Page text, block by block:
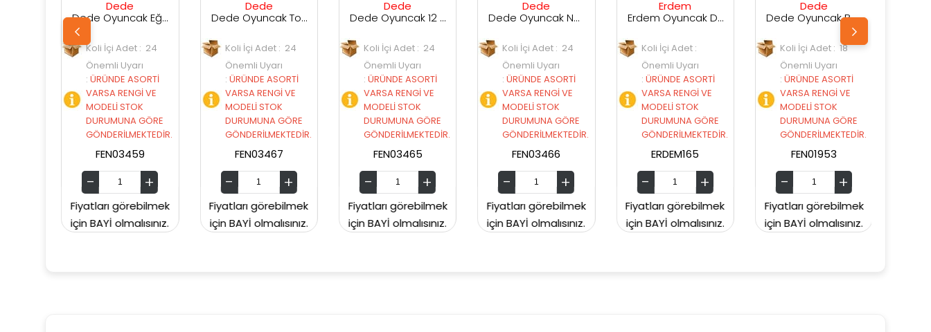
Dede Oyuncak Eğlenceli Aktivite Treni
olmalısınız.
Koli İçi Adet : 24
Önemli Uyarı
:ÜRÜNDE ASORTİ
VARSA RENGİ VE
MODELİ STOK
DURUMUNA GÖRE
GÖNDERİLMEKTEDİR.
FEN03467
Fiyatları görebilmek
için BAYİ olmalısınız.
Koli İçi Adet : 24
Önemli Uyarı
:ÜRÜNDE ASORTİ
VARSA RENGİ VE
MODELİ STOK
DURUMUNA GÖRE
GÖNDERİLMEKTEDİR.
FEN03465
Fiyatları görebilmek
için BAYİ olmalısınız.
Koli İçi Adet : 24
Önemli Uyarı
:ÜRÜNDE ASORTİ
VARSA RENGİ VE
MODELİ STOK
DURUMUNA GÖRE
GÖNDERİLMEKTEDİR.
FEN03466
Fiyatları görebilmek
için BAYİ olmalısınız.
Koli İçi Adet :
Önemli Uyarı
:ÜRÜNDE ASORTİ
VARSA RENGİ VE
MODELİ STOK
DURUMUNA GÖRE
GÖNDERİLMEKTEDİR.
ERDEM165
Fiyatları görebilmek
için BAYİ olmalısınız.
Koli İçi Adet : 18
Önemli Uyarı
:ÜRÜNDE ASORTİ
VARSA RENGİ VE
MODELİ STOK
DURUMUNA GÖRE
GÖNDERİLMEKTEDİR.
FEN01953
Fiyatları görebilmek
için BAYİ olmalısınız.
Koli İçi Adet : 24
Önemli Uyarı
:ÜRÜNDE ASORTİ
VARSA RENGİ VE
MODELİ STOK
DURUMUNA GÖRE
GÖNDERİLMEKTEDİR.
FEN03414
Fiyatları görebilmek
için BAYİ olmalısınız.